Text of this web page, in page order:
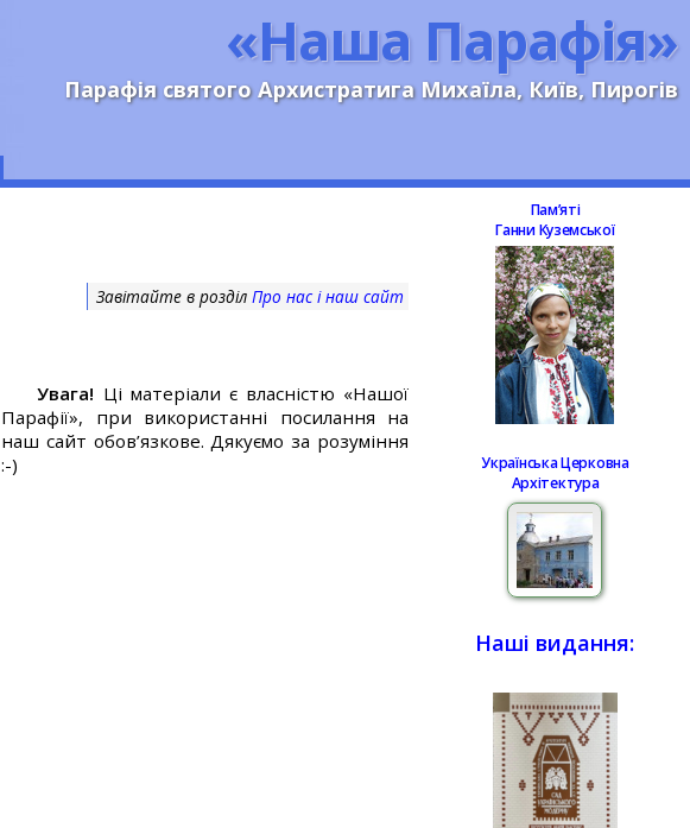
«Наша Парафія»
Парафія святого Архистратига Михаїла, Київ, Пирогів
Завітайте в розділ Про нас і наш сайт
Увага! Ці матеріали є власністю «Нашої
Парафії», при використанні посилання на
наш сайт обов’язкове. Дякуємо за розуміння
:-)
Памʼяті
Ганни Куземської
Українська Церковна
Архітектура
Наші видання: